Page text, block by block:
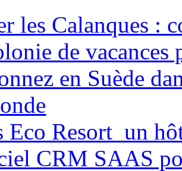
les Calanques :
de vacances
en Suède
Eco Resort un
CRM SAAS